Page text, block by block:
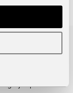
dan dit
op de